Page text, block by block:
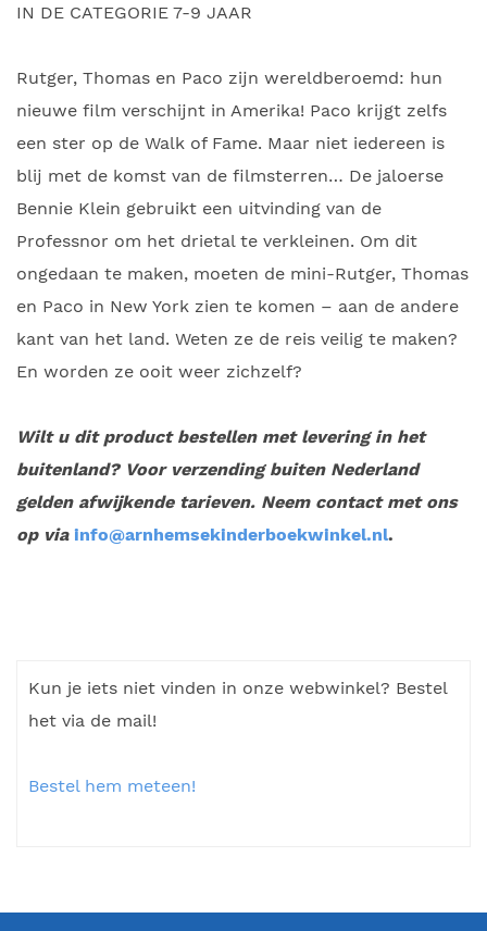
IN DE CATEGORIE 7-9 JAAR
Rutger, Thomas en Paco zijn wereldberoemd: hun
nieuwe film verschijnt in Amerika! Paco krijgt zelfs
een ster op de Walk of Fame. Maar niet iedereen is
blij met de komst van de filmsterren… De jaloerse
Bennie Klein gebruikt een uitvinding van de
Professnor om het drietal te verkleinen. Om dit
ongedaan te maken, moeten de mini-Rutger, Thomas
en Paco in New York zien te komen – aan de andere
kant van het land. Weten ze de reis veilig te maken?
En worden ze ooit weer zichzelf?
Wilt u dit product bestellen met levering in het
buitenland? Voor verzending buiten Nederland
gelden afwijkende tarieven. Neem contact met ons
op via info@arnhemsekinderboekwinkel.nl.
Kun je iets niet vinden in onze webwinkel? Bestel
het via de mail!
Bestel hem meteen!